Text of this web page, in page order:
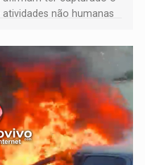
não humanas